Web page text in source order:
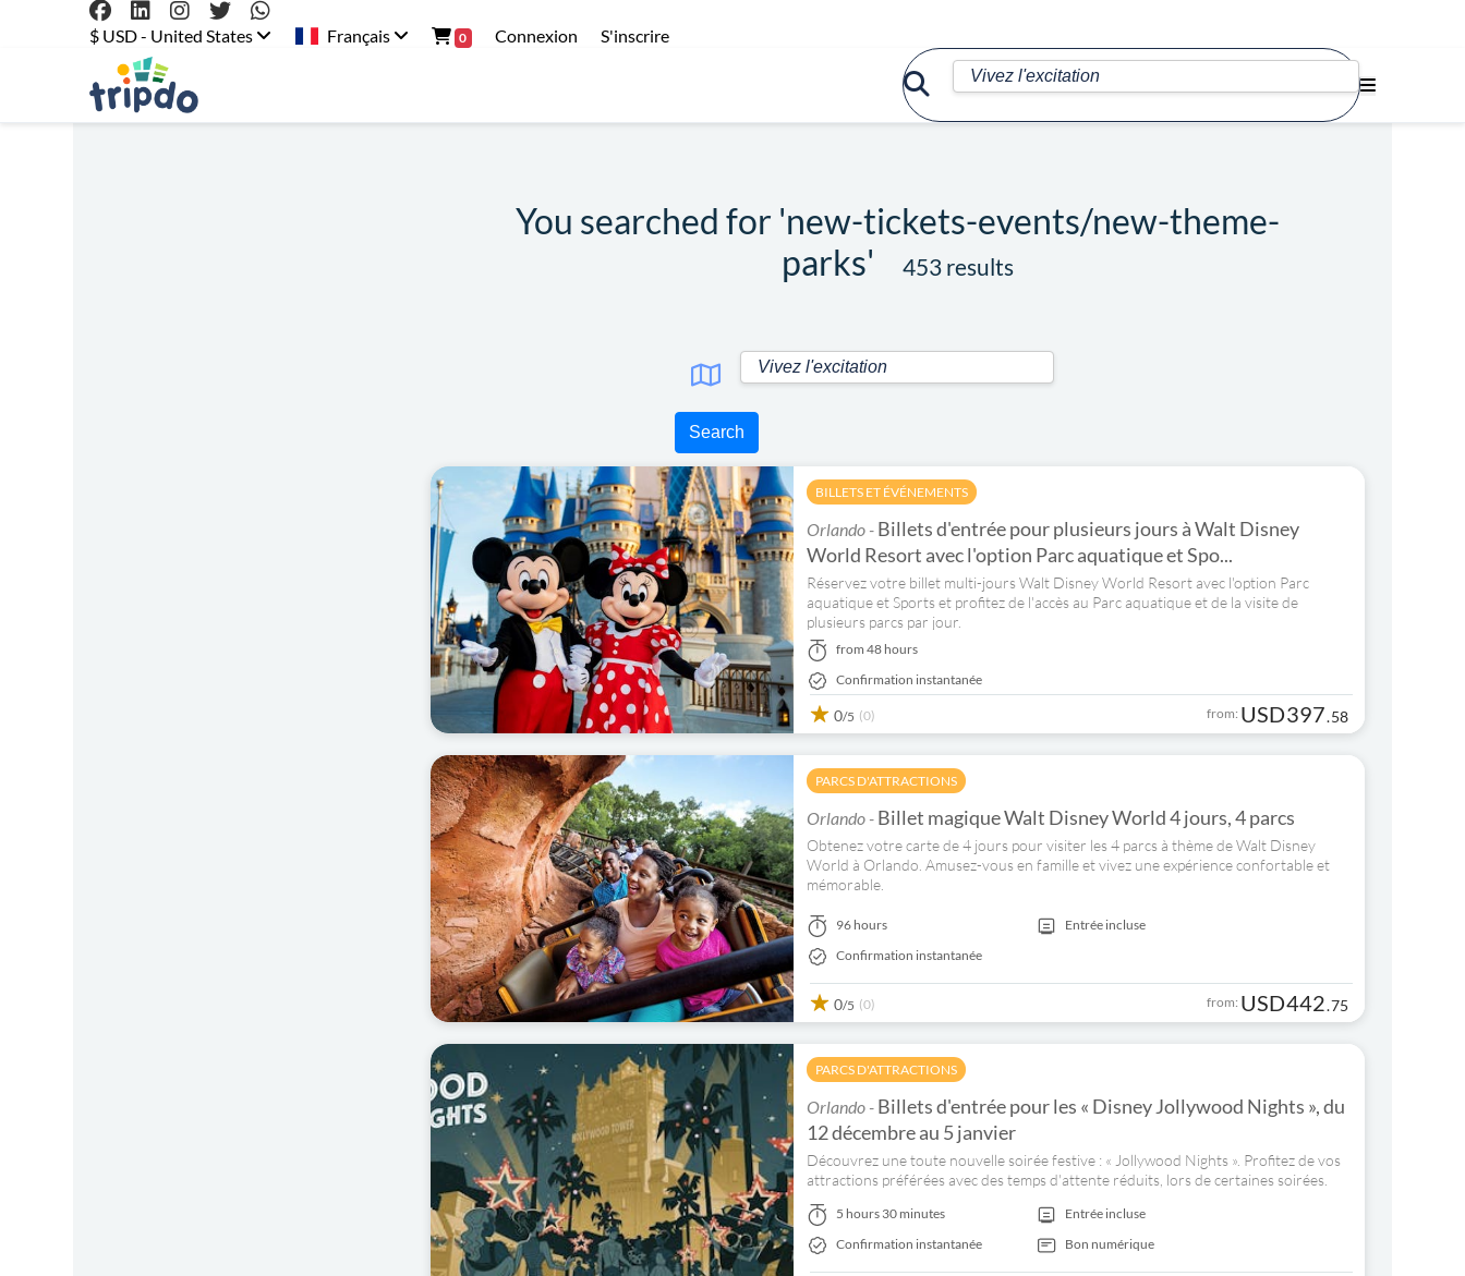
$ USD - United States Français 0 Connexion S'inscrire
You searched for 'new-tickets-events/new-theme-
parks'
453 results
Search
BILLETS ET ÉVÉNEMENTS
Orlando -Billets d'entrée pour plusieurs jours à Walt Disney
World Resort avec l'option Parc aquatique et Spo...
Réservez votre billet multi-jours Walt Disney World Resort avec l'option Parc
aquatique et Sports et profitez de l'accès au Parc aquatique et de la visite de
plusieurs parcs par jour.
from 48 hours
Confirmation instantanée
0/5 (0) from: USD397.58
PARCS D'ATTRACTIONS
Orlando -Billet magique Walt Disney World 4 jours, 4 parcs
Obtenez votre carte de 4 jours pour visiter les 4 parcs à thème de Walt Disney
World à Orlando. Amusez-vous en famille et vivez une expérience confortable et
mémorable.
96 hours
Confirmation instantanée
Entrée incluse
0/5 (0) from: USD442.75
PARCS D'ATTRACTIONS
Orlando -Billets d'entrée pour les « Disney Jollywood Nights », du
12 décembre au 5 janvier
Découvrez une toute nouvelle soirée festive : « Jollywood Nights ». Profitez de vos
attractions préférées avec des temps d'attente réduits, lors de certaines soirées.
5 hours 30 minutes
Confirmation instantanée
Entrée incluse
Bon numérique